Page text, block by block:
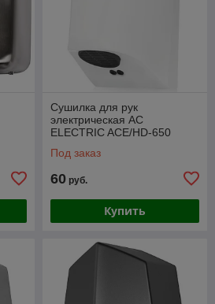
Сушилка для рук
электрическая AC
ELECTRIC ACE/HD-650
Под заказ
60 руб.
Купить